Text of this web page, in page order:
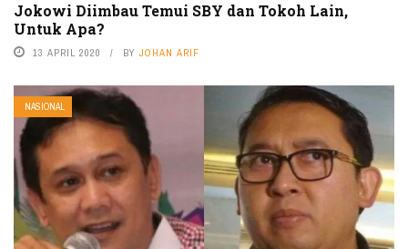
Jokowi Diimbau Temui SBY dan Tokoh Lain,
Untuk Apa?
13 APRIL 2020 BY JOHAN ARIF
NASIONAL